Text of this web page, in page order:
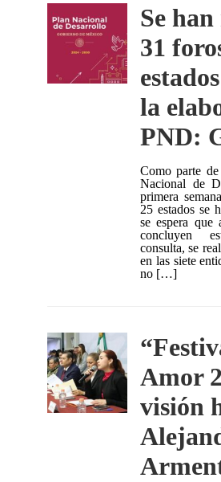
Se
31
la
PND:
Como parte
Nacional de
primera
25 estados se
se espera que
concluyen
consulta, se
en las siete
no […]
Amor
visión